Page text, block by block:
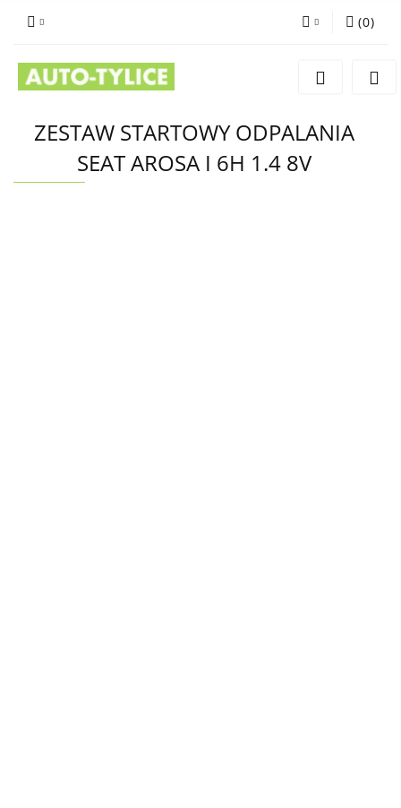
Zaloguj się
Dodaj zgłoszenie
(0)
ZESTAW STARTOWY ODPALANIA
SEAT AROSA I 6H 1.4 8V